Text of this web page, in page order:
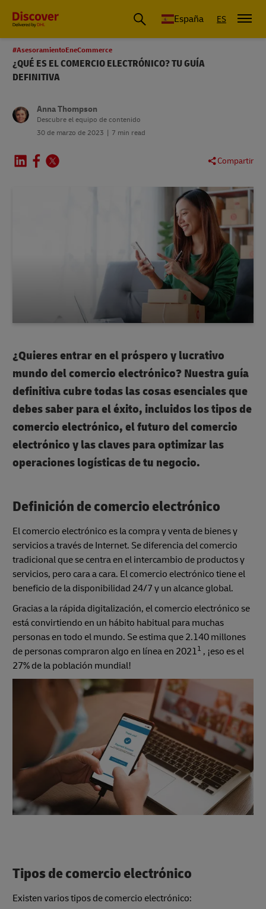
España ES
#AsesoramientoEneCommerce
¿QUÉ ES EL COMERCIO ELECTRÓNICO? TU GUÍA
DEFINITIVA
Anna Thompson
Descubre el equipo de contenido
30 de marzo de 2023
7 min read
Compartir
¿Quieres entrar en el próspero y lucrativo
mundo del comercio electrónico? Nuestra guía
definitiva cubre todas las cosas esenciales que
debes saber para el éxito, incluidos los tipos de
comercio electrónico, el futuro del comercio
electrónico y las claves para optimizar las
operaciones logísticas de tu negocio.
Definición de comercio electrónico
El comercio electrónico es la compra y venta de bienes y
servicios a través de Internet. Se diferencia del comercio
tradicional que se centra en el intercambio de productos y
servicios, pero cara a cara. El comercio electrónico tiene el
beneficio de la disponibilidad 24/7 y un alcance global.
Gracias a la rápida digitalización, el comercio electrónico se
está convirtiendo en un hábito habitual para muchas
personas en todo el mundo. Se estima que 2.140 millones
de personas compraron algo en línea en 20211 , ¡eso es el
27% de la población mundial!
Tipos de comercio electrónico
Existen varios tipos de comercio electrónico: